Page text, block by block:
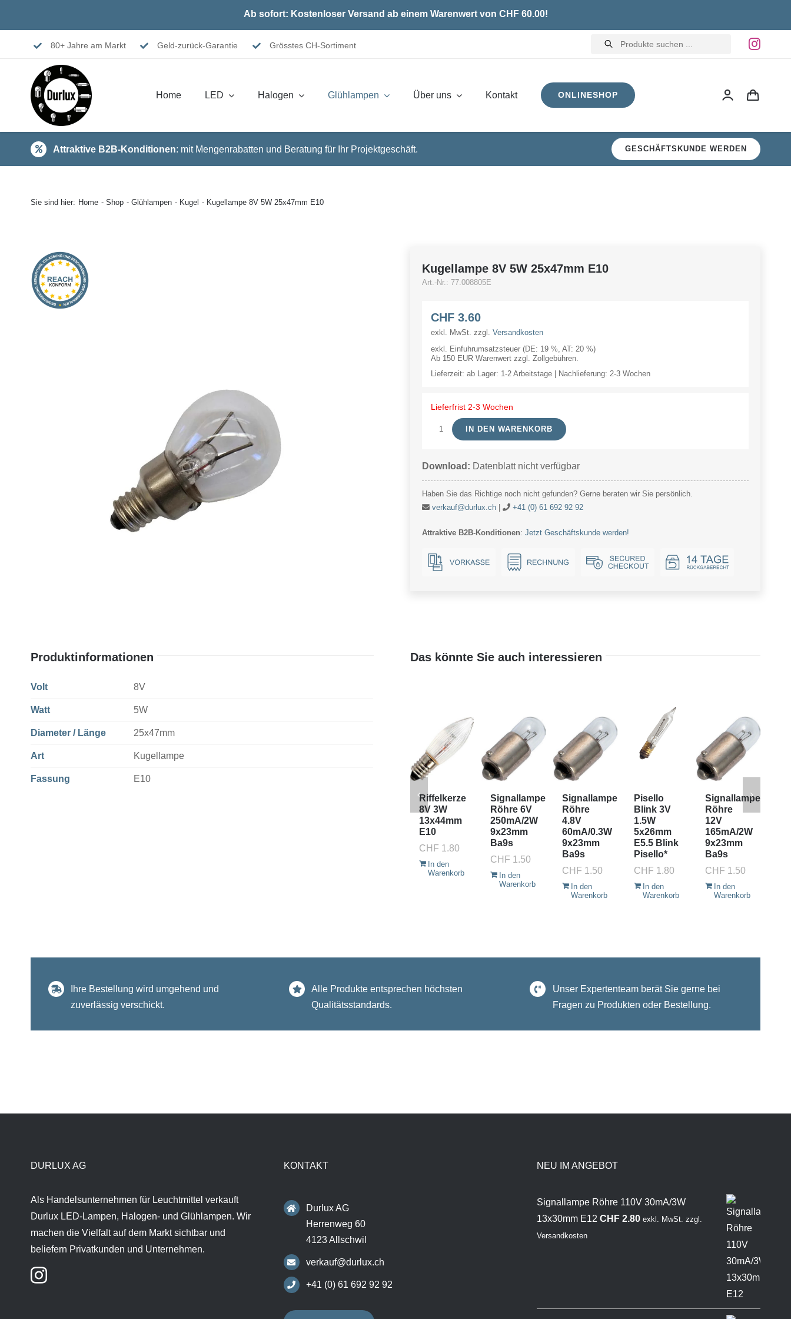
Ab sofort: Kostenloser Versand ab einem Warenwert von CHF 60.00!
80+ Jahre am Markt Geld-zurück-Garantie Grösstes CH-Sortiment
Products
search
Home LED Halogen Glühlampen Über uns Kontakt ONLINESHOP
Attraktive B2B-Konditionen: mit Mengenrabatten und Beratung für Ihr Projektgeschäft. GESCHÄFTSKUNDE WERDEN
Sie sind hier: Home Shop Glühlampen Kugel Kugellampe 8V 5W 25x47mm E10
Kugellampe 8V 5W 25x47mm E10
Art.-Nr.: 77.008805E
CHF3.60
exkl. MwSt. zzgl. Versandkosten
exkl. Einfuhrumsatzsteuer (DE: 19 %, AT: 20 %)
Ab 150 EUR Warenwert zzgl. Zollgebühren.
Lieferzeit: ab Lager: 1-2 Arbeitstage | Nachlieferung: 2-3 Wochen
Lieferfrist 2-3 Wochen
Kugellampe
5W
E10
IN DEN WARENKORB
Download: Datenblatt nicht verfügbar
Haben Sie das Richtige noch nicht gefunden? Gerne beraten wir Sie persönlich.
verkauf@durlux.ch| +41 (0) 61 692 92 92
Attraktive B2B-Konditionen: Jetzt Geschäftskunde werden!
Produktinformationen
Volt 8V
Watt 5W
Diameter / Länge 25x47mm
Art Kugellampe
Fassung E10
Das könnte Sie auch interessieren
Riffelkerze
8V 3W
13x44mm
E10
CHF 1.80
In den
Warenkorb
Signallampe
Röhre 6V
250mA/2W
9x23mm
Ba9s
CHF 1.50
In den
Warenkorb
Signallampe
Röhre
4.8V
60mA/0.3W
9x23mm
Ba9s
CHF 1.50
In den
Warenkorb
Pisello
Blink 3V
1.5W
5x26mm
E5.5 Blink
Pisello*
CHF 1.80
In den
Warenkorb
Signallampe
Röhre
12V
165mA/2W
9x23mm
Ba9s
CHF 1.50
In den
Warenkorb
Ihre Bestellung wird umgehend und
zuverlässig verschickt.
Alle Produkte entsprechen höchsten
Qualitätsstandards.
Unser Expertenteam berät Sie gerne bei
Fragen zu Produkten oder Bestellung.
DURLUX AG
Als Handelsunternehmen für Leuchtmittel verkauft
Durlux LED-Lampen, Halogen- und Glühlampen. Wir
machen die Vielfalt auf dem Markt sichtbar und
beliefern Privatkunden und Unternehmen.
KONTAKT
Durlux AG
Herrenweg 60
4123 Allschwil
verkauf@durlux.ch
+41 (0) 61 692 92 92
NEU IM ANGEBOT
Signallampe Röhre 110V 30mA/3W
13x30mm E12 CHF2.80 exkl. MwSt. zzgl.
Versandkosten